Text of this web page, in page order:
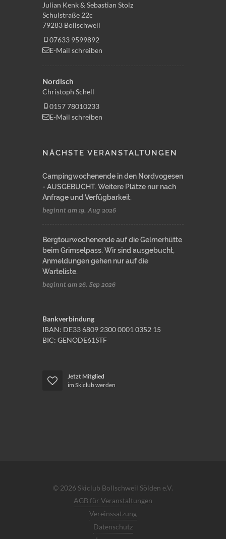
Julian Kenk & Sebastian Stolz
Schulstraße 22c
79283 Bollschweil
07633 9599892
E-Mail schreiben
Nordisch
Christoph Schell
0157 78010233
E-Mail schreiben
NÄCHSTE VERANSTALTUNGEN
Campingwochenende in den Nordvogesen
- AUSGEBUCHT. Weitere Plätze nur nach
Anfrage und Verfügbarkeit.
beginnt am 19. Aug 2026
Bergtourwochenende auf die Gelmerhütte
beim Grimselpass. Wir sind ausgebucht,
Anmeldungen gehen nur auf die
Warteliste.
beginnt am 26. Sep 2026
Bankverbindung
IBAN: DE33 6809 2300 0001 0352 15
BIC: GENODE61STF
Jetzt Mitglied
im Skiclub werden
© 2026 Skiclub Bollschweil Sölden e.V.
AGB für Veranstaltungen
Vereinssatzung
Datenschutz